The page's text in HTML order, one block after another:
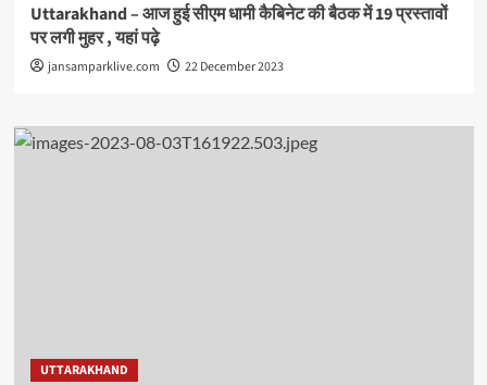
Uttarakhand – आज हुई सीएम धामी कैबिनेट की बैठक में 19 प्रस्तावों
पर लगी मुहर , यहां पढ़े
jansamparklive.com 22 December 2023
UTTARAKHAND